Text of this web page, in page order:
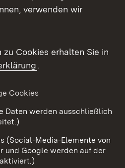
Kontakt
Datenschutz
verwenden wir
Cookies erhalten Sie in
.
Cookies
Daten werden ausschließlich
(Social-Media-Elemente von
und Google werden auf der